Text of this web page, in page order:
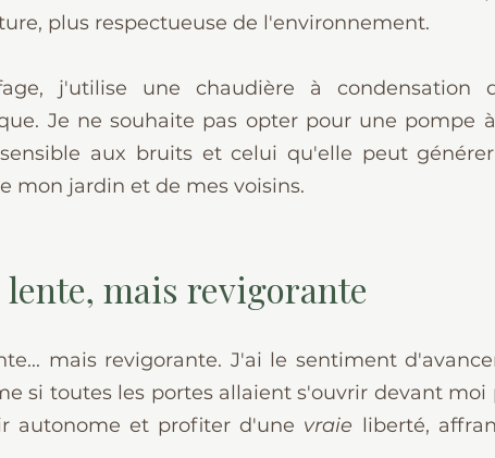
plus respectueuse de l'environnement.
j'utilise une chaudière à condensation
Je ne souhaite pas opter pour une pompe
aux bruits et celui qu'elle peut
mon jardin et de mes voisins.
lente, mais revigorante
mais revigorante. J'ai le sentiment
si toutes les portes allaient s'ouvrir devant moi
autonome et profiter d'une vraie liberté,